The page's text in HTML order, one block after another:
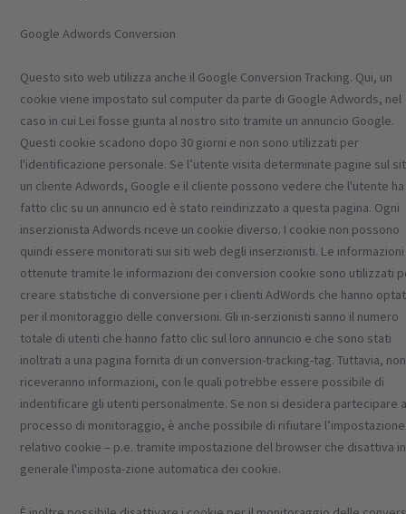
Google Adwords Conversion
Questo sito web utilizza anche il Google Conversion Tracking. Qui, un
cookie viene impostato sul computer da parte di Google Adwords, nel
caso in cui Lei fosse giunta al nostro sito tramite un annuncio Google.
Questi cookie scadono dopo 30 giorni e non sono utilizzati per
l'identificazione personale. Se l’utente visita determinate pagine sul
un cliente Adwords, Google e il cliente possono vedere che l'utente ha
fatto clic su un annuncio ed è stato reindirizzato a questa pagina. Ogni
inserzionista Adwords riceve un cookie diverso. I cookie non possono
quindi essere monitorati sui siti web degli inserzionisti. Le informazioni
ottenute tramite le informazioni dei conversion cookie sono utilizzati
creare statistiche di conversione per i clienti AdWords che hanno
per il monitoraggio delle conversioni. Gli in-serzionisti sanno il numero
totale di utenti che hanno fatto clic sul loro annuncio e che sono stati
inoltrati a una pagina fornita di un conversion-tracking-tag. Tuttavia, non
riceveranno informazioni, con le quali potrebbe essere possibile di
indentificare gli utenti personalmente. Se non si desidera partecipare
processo di monitoraggio, è anche possibile di rifiutare
relativo cookie – p.e. tramite impostazione del browser che disattiva in
generale l'imposta-zione automatica dei cookie.